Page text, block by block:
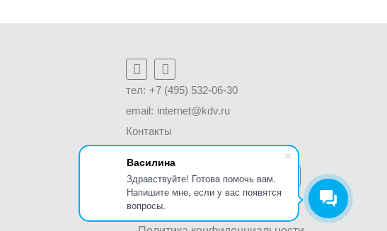
Василина
Здравствуйте! Готова помочь вам.
Напишите мне, если у вас появятся
вопросы.
тел: +7 (495) 532-06-30
email: internet@kdv.ru
Контакты
Мы в социальных сетях: